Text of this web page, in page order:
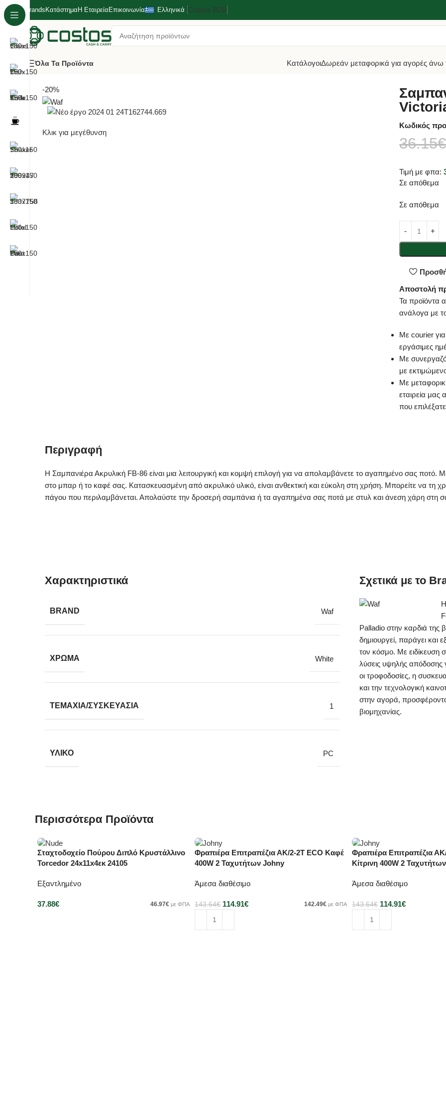
Brands Κατάστημα Η Εταιρεία Επικοινωνία Ελληνικά Costos Β2Β
Όλα Τα Προϊόντα ΚατάλογοιΔωρεάν μεταφορικά για αγορές άνω
Αρχική σελίδα
Σαμπανιέρα Ακρυλική FB-86 Άσπρη Victoria 40x27x27εκ
-20%
Κλικ για μεγέθυνση
Κωδικός
36.15€
Τιμή με φπα:
Σε απόθεμα
Σε απόθεμα
Αποστολή
Τα προϊόντα
ανάλογα με
Με courier
εργάσιμες
Με
με
Με
εταιρεία μας
που
Περιγραφή
Η Σαμπανιέρα Ακρυλική FB-86 είναι μια λειτουργική και κομψή επιλογή για να απολαμβάνετε το αγαπημένο σας ποτό.
στο μπαρ ή το καφέ σας. Κατασκευασμένη από ακρυλικό υλικό, είναι ανθεκτική και εύκολη στη χρήση. Μπορείτε να τη
πάγου που περιλαμβάνεται. Απολαύστε την δροσερή σαμπάνια ή τα αγαπημένα σας ποτά με στυλ και άνεση χάρη στη
Χαρακτηριστικά
BRAND Waf
ΧΡΏΜΑ White
ΤΕΜΆΧΙΑ/ΣΥΣΚΕΥΑΣΊΑ 1
ΥΛΙΚΌ PC
Σχετικά με το
Palladio στην καρδιά της
δημιουργεί, παράγει και
τον κόσμο. Με ειδίκευση
λύσεις υψηλής απόδοσης
οι τροφοδοσίες, η
και την τεχνολογική
στην αγορά,
βιομηχανίας.
Περισσότερα Προϊόντα
Σταχτοδοχείο Πούρου Διπλό Κρυστάλλινο
Torcedor 24x11x4εκ 24105
Εξαντλημένο
37.88€ 46.97€ με ΦΠΑ
-20%
Φραπιέρα Επιτραπέζια ΑΚ/2-2Τ ECO Καφέ
400W 2 Ταχυτήτων Johny
Άμεσα διαθέσιμο
143.64€ 114.91€ 142.49€ με ΦΠΑ
-20%
Φραπιέρα Επιτραπέζια
Κίτρινη 400W 2
Άμεσα διαθέσιμο
143.64€ 114.91€